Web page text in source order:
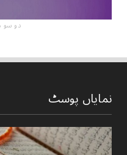
دو سو
نمایاں پوسٹ